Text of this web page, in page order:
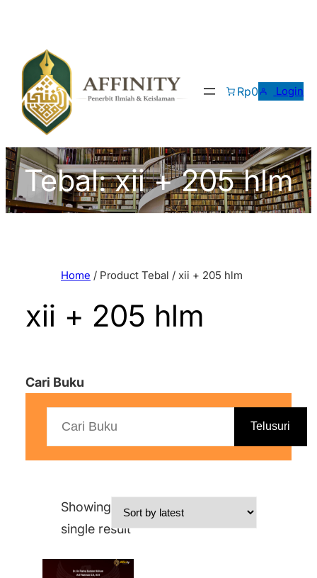
content
Rp0 Login
Tebal:xii + 205 hlm
Home / Product Tebal / xii + 205 hlm
xii + 205 hlm
Cari Buku
Telusuri
Showing the
single result